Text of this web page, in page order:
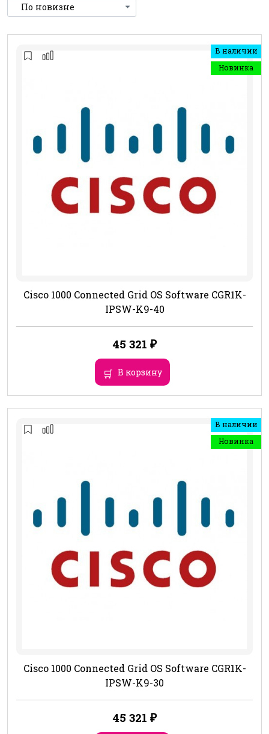
В наличии
Новинка
Cisco 1000 Connected Grid OS Software CGR1K-
IPSW-K9-40
45 321 ₽
В корзину
В наличии
Новинка
Cisco 1000 Connected Grid OS Software CGR1K-
IPSW-K9-30
45 321 ₽